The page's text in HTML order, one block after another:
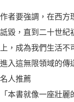
作者要強調，在西方
詆毀，直到二十世紀
上，成為我們生活
進入這無限領域的傳
名人推薦
「本書就像一座壯